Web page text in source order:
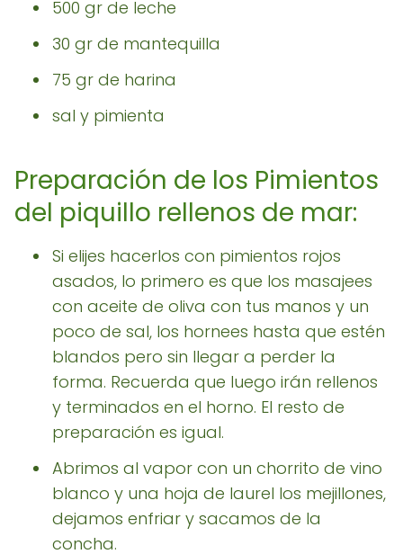
500 gr de leche
30 gr de mantequilla
75 gr de harina
sal y pimienta
Preparación de los Pimientos
del piquillo rellenos de mar:
Si elijes hacerlos con pimientos rojos
asados, lo primero es que los masajees
con aceite de oliva con tus manos y un
poco de sal, los hornees hasta que estén
blandos pero sin llegar a perder la
forma. Recuerda que luego irán rellenos
y terminados en el horno. El resto de
preparación es igual.
Abrimos al vapor con un chorrito de vino
blanco y una hoja de laurel los mejillones,
dejamos enfriar y sacamos de la
concha.